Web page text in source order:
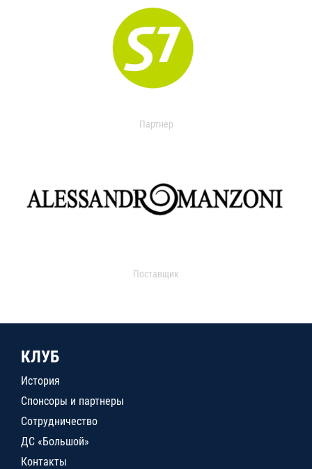
Партнер
Поставщик
КЛУБ
История
Спонсоры и партнеры
Сотрудничество
ДС «Большой»
Контакты